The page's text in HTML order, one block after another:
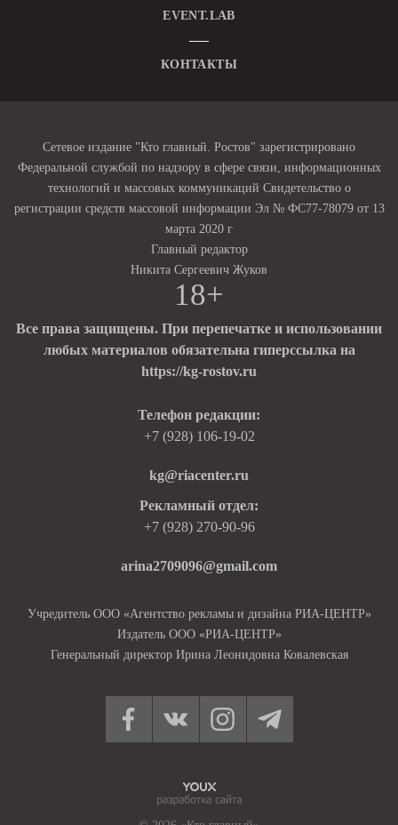
EVENT.LAB
КОНТАКТЫ
Сетевое издание "Кто главный. Ростов" зарегистрировано
Федеральной службой по надзору в сфере связи, информационных
технологий и массовых коммуникаций Свидетельство о
регистрации средств массовой информации Эл № ФС77-78079 от 13
марта 2020 г
Главный редактор
Никита Сергеевич Жуков
18+
Все права защищены. При перепечатке и использовании
любых материалов обязательна гиперссылка на
https://kg-rostov.ru
Телефон редакции:
+7 (928) 106-19-02
kg@riacenter.ru
Рекламный отдел:
+7 (928) 270-90-96
arina2709096@gmail.com
Учредитель ООО «Агентство рекламы и дизайна РИА-ЦЕНТР»
Издатель ООО «РИА-ЦЕНТР»
Генеральный директор Ирина Леонидовна Ковалевская